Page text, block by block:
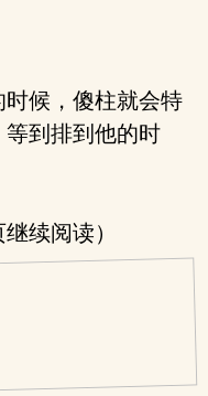
候，傻柱就会特
到排到他的时
续阅读）